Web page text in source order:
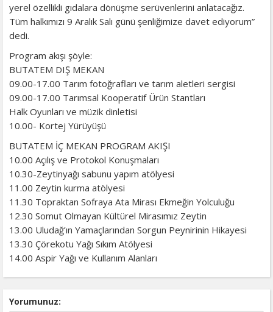
yerel özellikli gıdalara dönüşme serüvenlerini anlatacağız.
Tüm halkımızı 9 Aralık Salı günü şenliğimize davet ediyorum”
dedi.
Program akışı şöyle:
BUTATEM DIŞ MEKAN
09.00-17.00 Tarım fotoğrafları ve tarım aletleri sergisi
09.00-17.00 Tarımsal Kooperatif Ürün Stantları
Halk Oyunları ve müzik dinletisi
10.00- Kortej Yürüyüşü
BUTATEM İÇ MEKAN PROGRAM AKIŞI
10.00 Açılış ve Protokol Konuşmaları
10.30-Zeytinyağı sabunu yapım atölyesi
11.00 Zeytin kurma atölyesi
11.30 Topraktan Sofraya Ata Mirası Ekmeğin Yolculuğu
12.30 Somut Olmayan Kültürel Mirasımız Zeytin
13.00 Uludağ’ın Yamaçlarından Sorgun Peynirinin Hikayesi
13.30 Çörekotu Yağı Sıkım Atölyesi
14.00 Aspir Yağı ve Kullanım Alanları
Yorumunuz: